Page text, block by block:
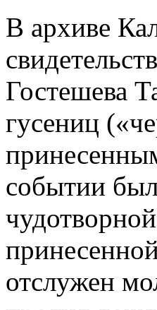
В архиве
Гостешева
гусениц
событии
отслужен